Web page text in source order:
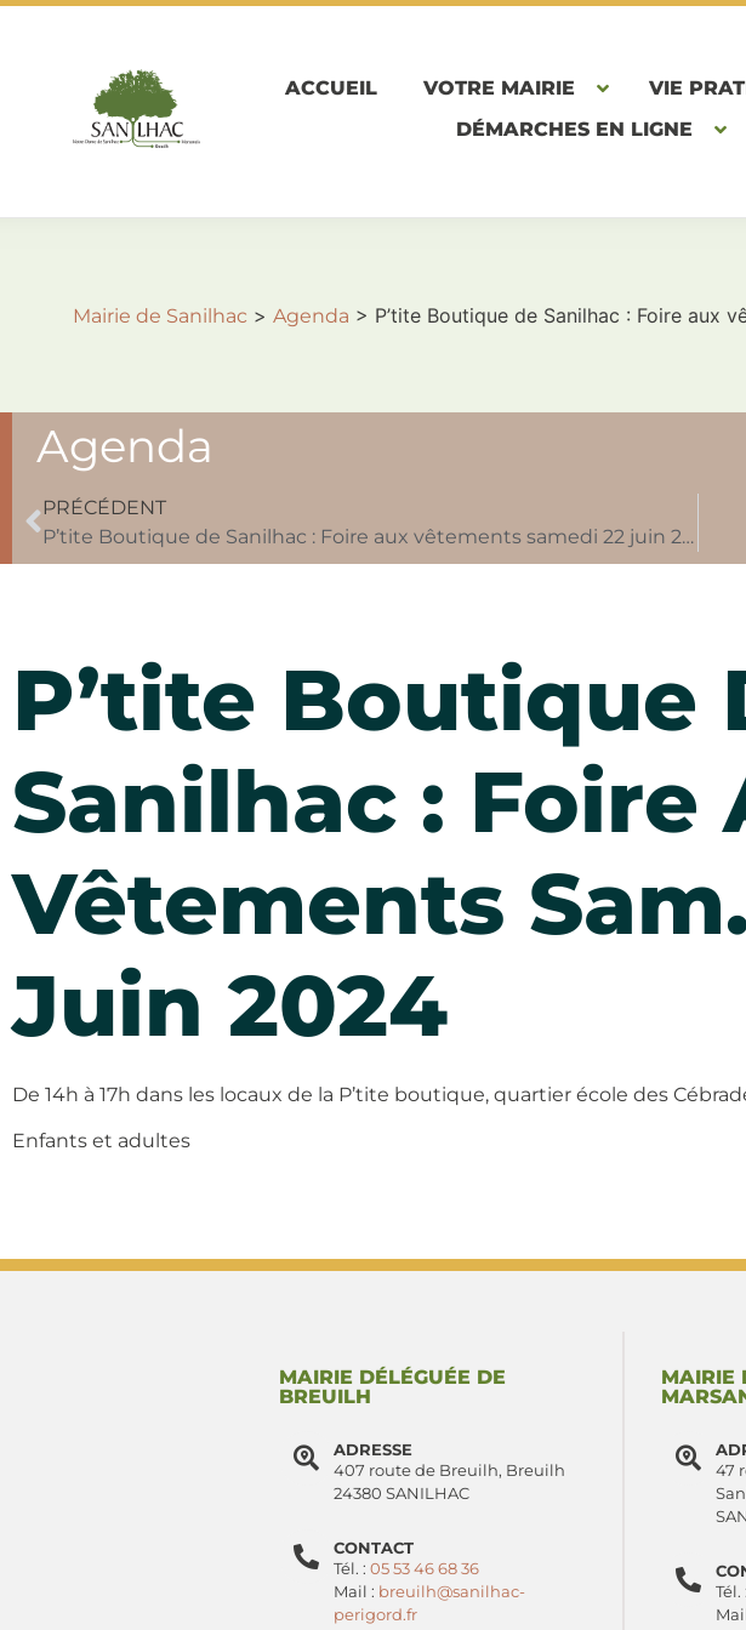
ACCUEIL VOTRE MAIRIE VIE
DÉMARCHES EN LIGNE
Mairie de Sanilhac > Agenda > P’tite Boutique de Sanilhac : Foire aux
Agenda
PRÉCÉDENT
P’tite Boutique de Sanilhac : Foire aux vêtements samedi 22 juin 2024
P’tite Boutique
Sanilhac : Foire
Vêtements
Juin 2024
De 14h à 17h dans les locaux de la P’tite boutique, quartier école des
Enfants et adultes
MAIRIE DÉLÉGUÉE DE
BREUILH
ADRESSE
407 route de Breuilh, Breuilh
24380 SANILHAC
CONTACT
Tél. : 05 53 46 68 36
Mail : breuilh@sanilhac-
perigord.fr
MAIRIE
47
Tél. :